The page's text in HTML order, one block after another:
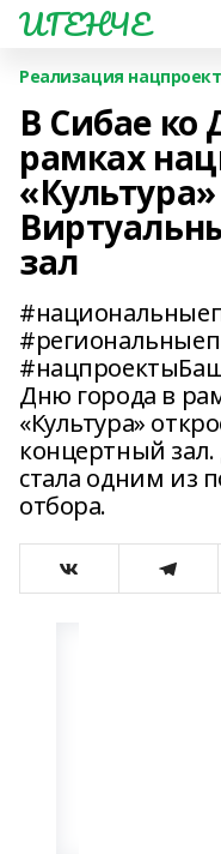
ИГЕНЧЕ
Реализация
В Сибае ко
рамках
зал
Дню города в
«Культура»
концертный зал.
стала одним из
отбора.